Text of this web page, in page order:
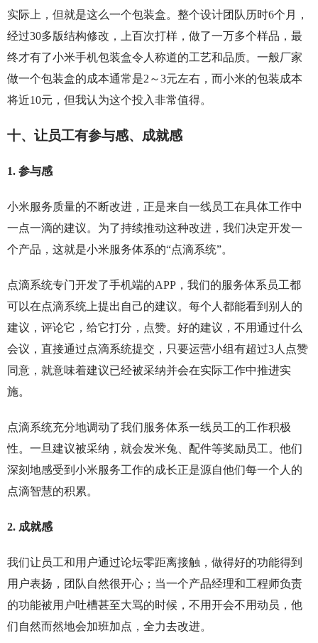
实际上，但就是这么一个包装盒。整个设计团队历时6个月，
经过30多版结构修改，上百次打样，做了一万多个样品，最
终才有了小米手机包装盒令人称道的工艺和品质。一般厂家
做一个包装盒的成本通常是2～3元左右，而小米的包装成本
将近10元，但我认为这个投入非常值得。
十、让员工有参与感、成就感
1. 参与感
小米服务质量的不断改进，正是来自一线员工在具体工作中
一点一滴的建议。为了持续推动这种改进，我们决定开发一
个产品，这就是小米服务体系的“点滴系统”。
点滴系统专门开发了手机端的APP，我们的服务体系员工都
可以在点滴系统上提出自己的建议。每个人都能看到别人的
建议，评论它，给它打分，点赞。好的建议，不用通过什么
会议，直接通过点滴系统提交，只要运营小组有超过3人点赞
同意，就意味着建议已经被采纳并会在实际工作中推进实
施。
点滴系统充分地调动了我们服务体系一线员工的工作积极
性。一旦建议被采纳，就会发米兔、配件等奖励员工。他们
深刻地感受到小米服务工作的成长正是源自他们每一个人的
点滴智慧的积累。
2. 成就感
我们让员工和用户通过论坛零距离接触，做得好的功能得到
用户表扬，团队自然很开心；当一个产品经理和工程师负责
的功能被用户吐槽甚至大骂的时候，不用开会不用动员，他
们自然而然地会加班加点，全力去改进。